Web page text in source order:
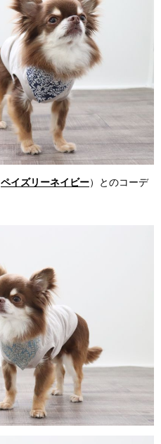
ペイズリーネイビー）とのコーデ